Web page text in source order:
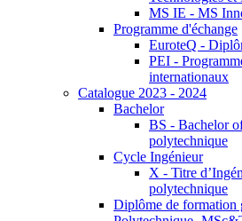
MS IE - MS
Programme d'échange
EuroteQ -
PEI -
internationaux
Catalogue 2023 - 2024
Bachelor
BS - Bachelor
polytechnique
Cycle Ingénieur
X - Titre
polytechnique
Diplôme de formation